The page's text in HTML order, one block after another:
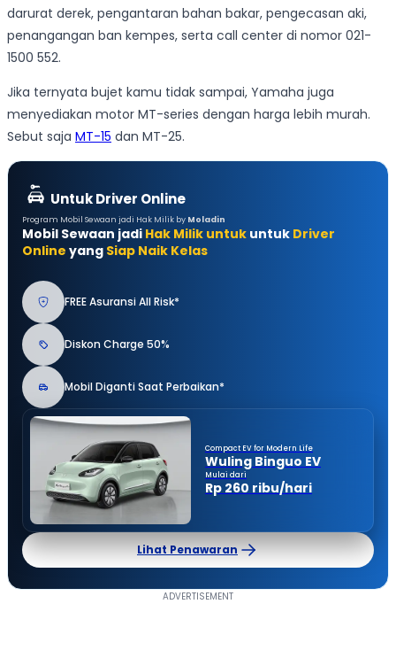
darurat derek, pengantaran bahan bakar, pengecasan aki,
penangangan ban kempes, serta call center di nomor 021-
1500 552.
Jika ternyata bujet kamu tidak sampai, Yamaha juga
menyediakan motor MT-series dengan harga lebih murah.
Sebut saja MT-15 dan MT-25.
Untuk Driver Online
Program Mobil Sewaan jadi Hak Milik by Moladin
Mobil Sewaan jadi Hak Milik untuk untuk Driver
Online yang Siap Naik Kelas
FREE Asuransi All Risk*
Diskon Charge 50%
Mobil Diganti Saat Perbaikan*
Compact EV for Modern Life
Wuling Binguo EV
Mulai dari
Rp 260 ribu/hari
Lihat Penawaran